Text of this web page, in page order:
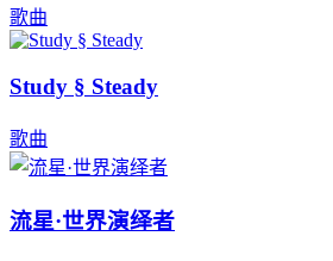
歌曲
Study § Steady
歌曲
流星·世界演绎者